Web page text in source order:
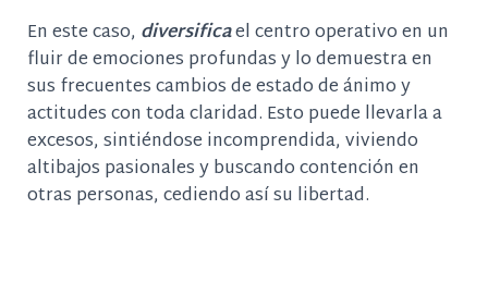
En este caso, diversificael centro operativo en un
fluir de emociones profundas y lo demuestra en
sus frecuentes cambios de estado de ánimo y
actitudes con toda claridad. Esto puede llevarla a
excesos, sintiéndose incomprendida, viviendo
altibajos pasionales y buscando contención en
otras personas, cediendo así su libertad.